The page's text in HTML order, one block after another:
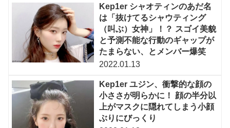
Kep1er シャオティンのあだ名
は「抜けてるシャウティング
（叫ぶ）女神」！？ スゴイ美貌
と予測不能な行動のギャップが
たまらない、とメンバー爆笑
2022.01.13
Kep1er ユジン、衝撃的な顔の
小ささが明らかに！ 顔の半分以
上がマスクに隠れてしまう小顔
ぶりにびっくり